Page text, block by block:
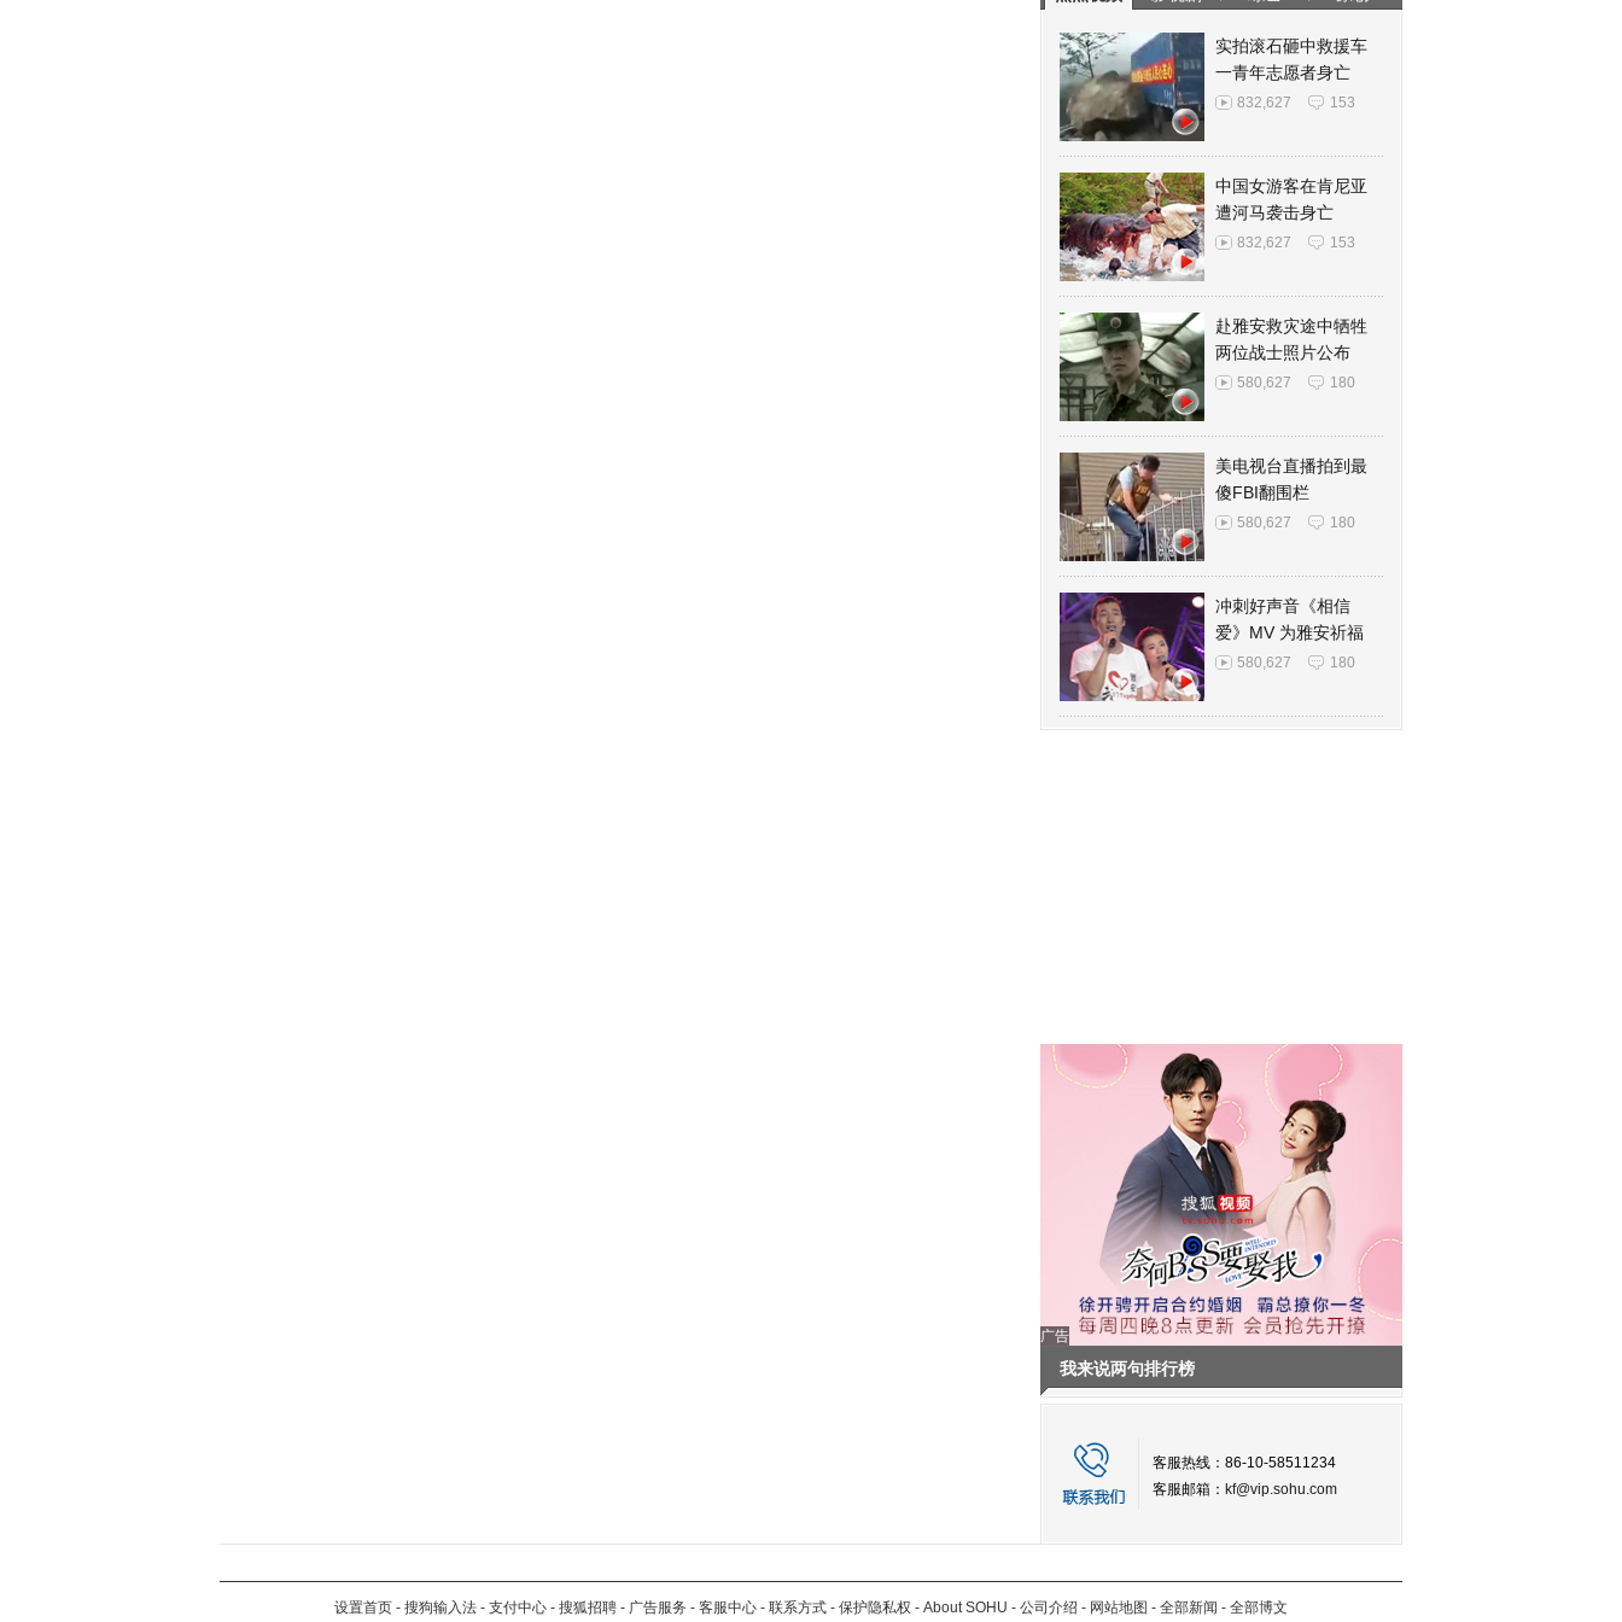
实拍滚石砸中救援车
一青年志愿者身亡
832,627 153
中国女游客在肯尼亚
遭河马袭击身亡
832,627 153
赴雅安救灾途中牺牲
两位战士照片公布
580,627 180
美电视台直播拍到最
傻FBI翻围栏
580,627 180
冲刺好声音《相信
爱》MV 为雅安祈福
580,627 180
广告
我来说两句排行榜
客服热线：86-10-58511234
客服邮箱： kf@vip.sohu.com
设置首页 - 搜狗输入法 - 支付中心 - 搜狐招聘 - 广告服务 - 客服中心 - 联系方式 - 保护隐私权 - About SOHU - 公司介绍 - 网站地图 - 全部新闻 - 全部博文